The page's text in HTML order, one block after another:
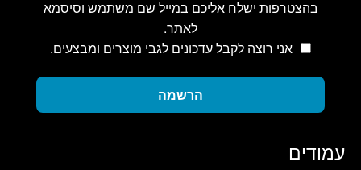
בהצטרפות ישלח אליכם במייל שם משתמש וסיסמא
לאתר.
אני רוצה לקבל עדכונים לגבי מוצרים ומבצעים.
הרשמה
עמודים